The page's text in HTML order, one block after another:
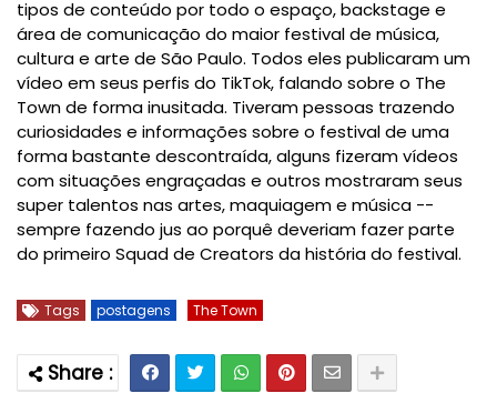
tipos de conteúdo por todo o espaço, backstage e
área de comunicação do maior festival de música,
cultura e arte de São Paulo. Todos eles publicaram um
vídeo em seus perfis do TikTok, falando sobre o The
Town de forma inusitada. Tiveram pessoas trazendo
curiosidades e informações sobre o festival de uma
forma bastante descontraída, alguns fizeram vídeos
com situações engraçadas e outros mostraram seus
super talentos nas artes, maquiagem e música --
sempre fazendo jus ao porquê deveriam fazer parte
do primeiro Squad de Creators da história do festival.
Tags postagens The Town